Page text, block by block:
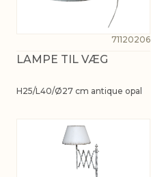
71120206
LAMPE TIL VÆG
H25/L40/Ø27 cm antique opal